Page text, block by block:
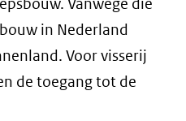
in Nederland
Voor visserij
de toegang tot de